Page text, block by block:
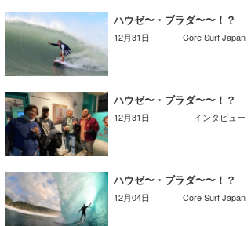
ニュース
サーフィンエリアガイド
会員メニュー
今月のプレゼント
ハウゼ〜・ブラダ〜〜！？
12月31日 Core Surf Japan
ハウゼ〜・ブラダ〜〜！？
12月31日 インタビュー
ハウゼ〜・ブラダ〜〜！？
12月04日 Core Surf Japan
トラベル
ショップ情報
ショップ情報
湘南
千葉北
伊豆
千葉南
ウラナミ
お知らせ
その他
ルール＆How to
VOTE!